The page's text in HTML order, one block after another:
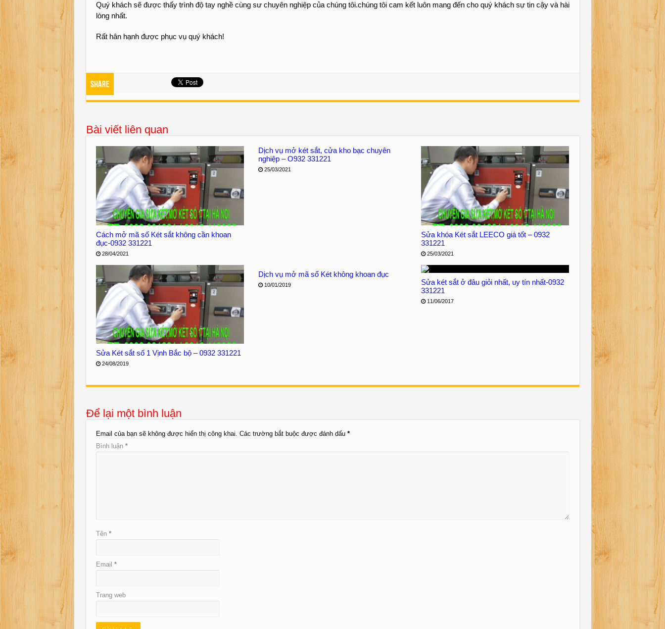
Quý khách sẽ được thấy trình độ tay nghề cùng sư chuyên nghiệp của chúng tôi.chúng tôi cam kết luôn mang đến cho quý khách sự tin cậy và hài
lòng nhất.
Rất hân hạnh được phục vụ quý khách!
Share
Bài viết liên quan
Cách mở mã số Két sắt không cần khoan
đục-0932 331221
28/04/2021
Dịch vụ mở két sắt, cửa kho bạc chuyên
nghiệp – O932 331221
25/03/2021
Sửa khóa Két sắt LEECO giá tốt – 0932
331221
25/03/2021
Sửa Két sắt số 1 Vịnh Bắc bộ – 0932 331221
24/08/2019
Dịch vụ mở mã số Két không khoan đục
10/01/2019
Sửa két sắt ở đâu giỏi nhất, uy tín nhất-0932
331221
11/06/2017
Để lại một bình luận
Email của bạn sẽ không được hiển thị công khai. Các trường bắt buộc được đánh dấu *
Bình luận *
Tên *
Email *
Trang web